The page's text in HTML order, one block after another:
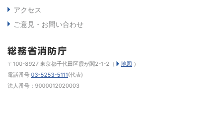
アクセス
ご意見・お問い合わせ
〒100-8927 東京都千代田区霞が関2-1-2（ 地図 ）
電話番号 03-5253-5111(代表)
法人番号：9000012020003